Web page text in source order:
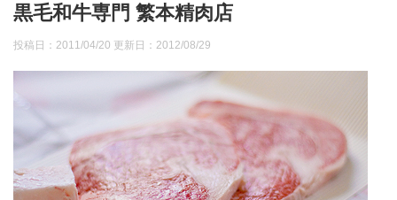
黒毛和牛専門 繁本精肉店
投稿日：2011/04/20 更新日： 2012/08/29